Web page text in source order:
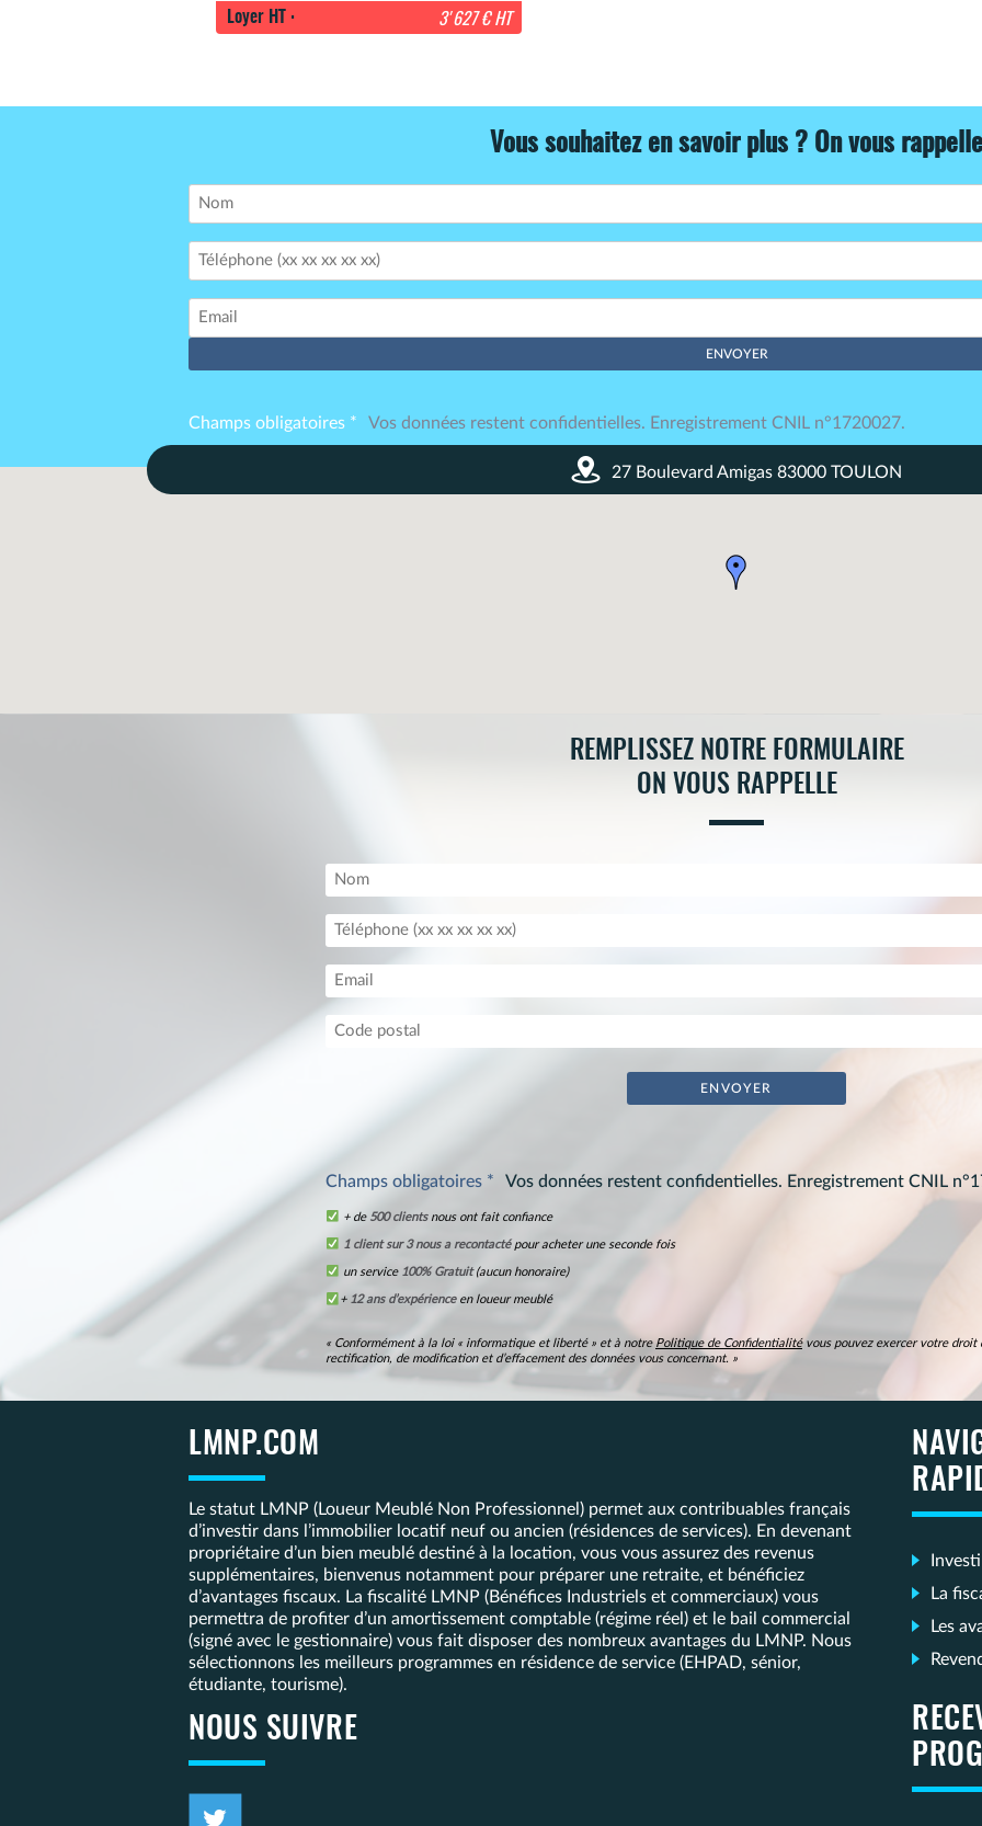
Loyer HT :
3'627 € HT
Vous souhaitez en savoir plus ? On vous rappelle
Champs obligatoires * Vos données restent confidentielles. Enregistrement CNIL n°1720027.
27 Boulevard Amigas 83000 TOULON
REMPLISSEZ NOTRE FORMULAIRE
ON VOUS RAPPELLE
Champs obligatoires * Vos données restent confidentielles. Enregistrement CNIL
+ de 500 clientsnous ont fait confiance
1 client sur 3 nous a recontactépour acheter une seconde fois
un service 100% Gratuit(aucun honoraire)
+12 ans d’expérienceen loueur meublé
« Conformément à la loi « informatique et liberté » et à notrePolitique de Confidentialitévous pouvez exercer votre droit
rectification, de modification et d’effacement des données vous concernant. »
LMNP.COM
Le statut LMNP (Loueur Meublé Non Professionnel) permet aux contribuables français
d’investir dans l’immobilier locatif neuf ou ancien (résidences de services). En devenant
propriétaire d’un bien meublé destiné à la location, vous vous assurez des revenus
supplémentaires, bienvenus notamment pour préparer une retraite, et bénéficiez
d’avantages fiscaux. La fiscalité LMNP (Bénéfices Industriels et commerciaux) vous
permettra de profiter d’un amortissement comptable (régime réel) et le bail commercial
(signé avec le gestionnaire) vous fait disposer des nombreux avantages du LMNP. Nous
sélectionnons les meilleurs programmes en résidence de service (EHPAD, sénior,
étudiante, tourisme).
NOUS SUIVRE
La
Les